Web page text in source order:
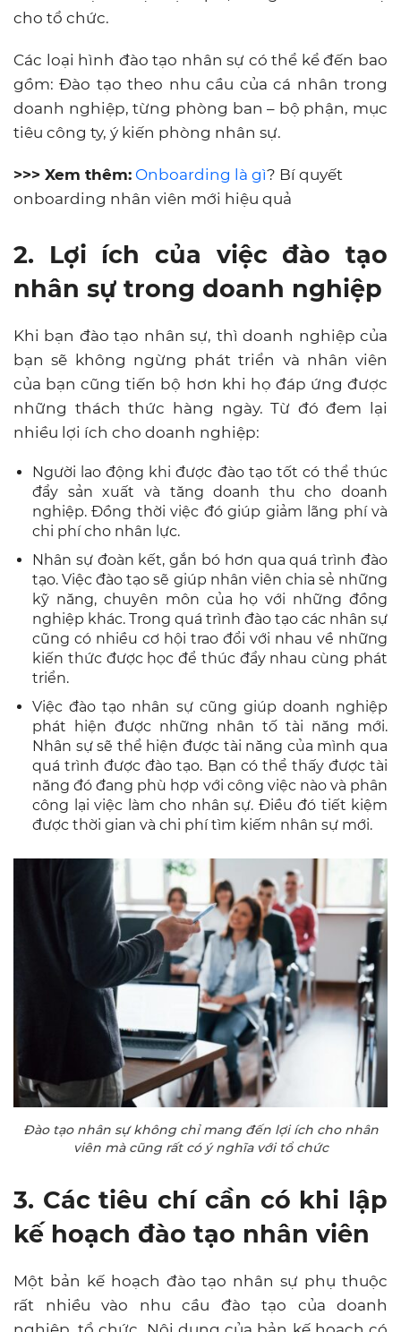
cho tổ chức.
Các loại hình đào tạo nhân sự có thể kể đến bao
gồm: Đào tạo theo nhu cầu của cá nhân trong
doanh nghiệp, từng phòng ban – bộ phận, mục
tiêu công ty, ý kiến phòng nhân sự.
>>> Xem thêm: Onboarding là gì? Bí quyết
onboarding nhân viên mới hiệu quả
2. Lợi ích của việc đào tạo
nhân sự trong doanh nghiệp
Khi bạn đào tạo nhân sự, thì doanh nghiệp của
bạn sẽ không ngừng phát triển và nhân viên
của bạn cũng tiến bộ hơn khi họ đáp ứng được
những thách thức hàng ngày. Từ đó đem lại
nhiều lợi ích cho doanh nghiệp:
Người lao động khi được đào tạo tốt có thể thúc
đẩy sản xuất và tăng doanh thu cho doanh
nghiệp. Đồng thời việc đó giúp giảm lãng phí và
chi phí cho nhân lực.
Nhân sự đoàn kết, gắn bó hơn qua quá trình đào
tạo. Việc đào tạo sẽ giúp nhân viên chia sẻ những
kỹ năng, chuyên môn của họ với những đồng
nghiệp khác. Trong quá trình đào tạo các nhân sự
cũng có nhiều cơ hội trao đổi với nhau về những
kiến thức được học để thúc đẩy nhau cùng phát
triển.
Việc đào tạo nhân sự cũng giúp doanh nghiệp
phát hiện được những nhân tố tài năng mới.
Nhân sự sẽ thể hiện được tài năng của mình qua
quá trình được đào tạo. Bạn có thể thấy được tài
năng đó đang phù hợp với công việc nào và phân
công lại việc làm cho nhân sự. Điều đó tiết kiệm
được thời gian và chi phí tìm kiếm nhân sự mới.
Đào tạo nhân sự không chỉ mang đến lợi ích cho nhân
viên mà cũng rất có ý nghĩa với tổ chức
3. Các tiêu chí cần có khi lập
kế hoạch đào tạo nhân viên
Một bản kế hoạch đào tạo nhân sự phụ thuộc
rất nhiều vào nhu cầu đào tạo của doanh